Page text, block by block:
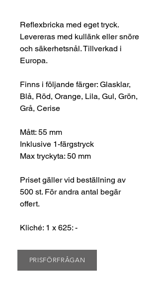
Reflexbricka med eget tryck.
Levereras med kullänk eller snöre
och säkerhetsnål. Tillverkad i
Europa.
Finns i följande färger: Glasklar,
Blå, Röd, Orange, Lila, Gul, Grön,
Grå, Cerise
Mått: 55 mm
Inklusive 1-färgstryck
Max tryckyta: 50 mm
Priset gäller vid beställning av
500 st. För andra antal begär
offert.
Kliché: 1 x 625: -
PRISFÖRFRÅGAN